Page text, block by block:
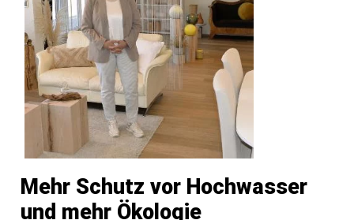
Mehr Schutz vor Hochwasser
und mehr Ökologie